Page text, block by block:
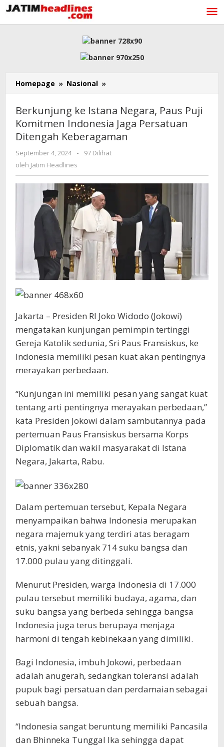
Lewati
ke
konten
Homepage » Nasional »
ke
Negara,
Paus
Puji
Indonesia
Persatuan
Keberagaman
Berkunjung ke Istana Negara, Paus Puji
Komitmen Indonesia Jaga Persatuan
Ditengah Keberagaman
September 4, 2024
oleh
-
97 Dilihat
oleh Jatim Headlines
Jakarta – Presiden RI Joko Widodo (Jokowi)
mengatakan kunjungan pemimpin tertinggi
Gereja Katolik sedunia, Sri Paus Fransiskus, ke
Indonesia memiliki pesan kuat akan pentingnya
merayakan perbedaan.
“Kunjungan ini memiliki pesan yang sangat kuat
tentang arti pentingnya merayakan perbedaan,”
kata Presiden Jokowi dalam sambutannya pada
pertemuan Paus Fransiskus bersama Korps
Diplomatik dan wakil masyarakat di Istana
Negara, Jakarta, Rabu.
Dalam pertemuan tersebut, Kepala Negara
menyampaikan bahwa Indonesia merupakan
negara majemuk yang terdiri atas beragam
etnis, yakni sebanyak 714 suku bangsa dan
17.000 pulau yang ditinggali.
Menurut Presiden, warga Indonesia di 17.000
pulau tersebut memiliki budaya, agama, dan
suku bangsa yang berbeda sehingga bangsa
Indonesia juga terus berupaya menjaga
harmoni di tengah kebinekaan yang dimiliki.
Bagi Indonesia, imbuh Jokowi, perbedaan
adalah anugerah, sedangkan toleransi adalah
pupuk bagi persatuan dan perdamaian sebagai
sebuah bangsa.
“Indonesia sangat beruntung memiliki Pancasila
dan Bhinneka Tunggal Ika sehingga dapat